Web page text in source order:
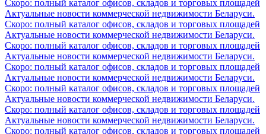
Скоро: полный каталог офисов, складов и торговых площадей
Актуальные новости коммерческой недвижимости Беларуси.
Скоро: полный каталог офисов, складов и торговых площадей
Актуальные новости коммерческой недвижимости Беларуси.
Скоро: полный каталог офисов, складов и торговых площадей
Актуальные новости коммерческой недвижимости Беларуси.
Скоро: полный каталог офисов, складов и торговых площадей
Актуальные новости коммерческой недвижимости Беларуси.
Скоро: полный каталог офисов, складов и торговых площадей
Актуальные новости коммерческой недвижимости Беларуси.
Скоро: полный каталог офисов, складов и торговых площадей
Актуальные новости коммерческой недвижимости Беларуси.
Скоро: полный каталог офисов, складов и торговых площадей